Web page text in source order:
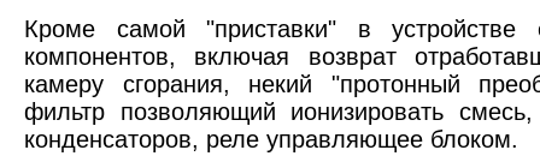
Кроме самой "приставки" в
компонентов, включая возврат
камеру сгорания, некий "протонный
фильтр позволяющий ионизировать
конденсаторов, реле управляющее блоком.